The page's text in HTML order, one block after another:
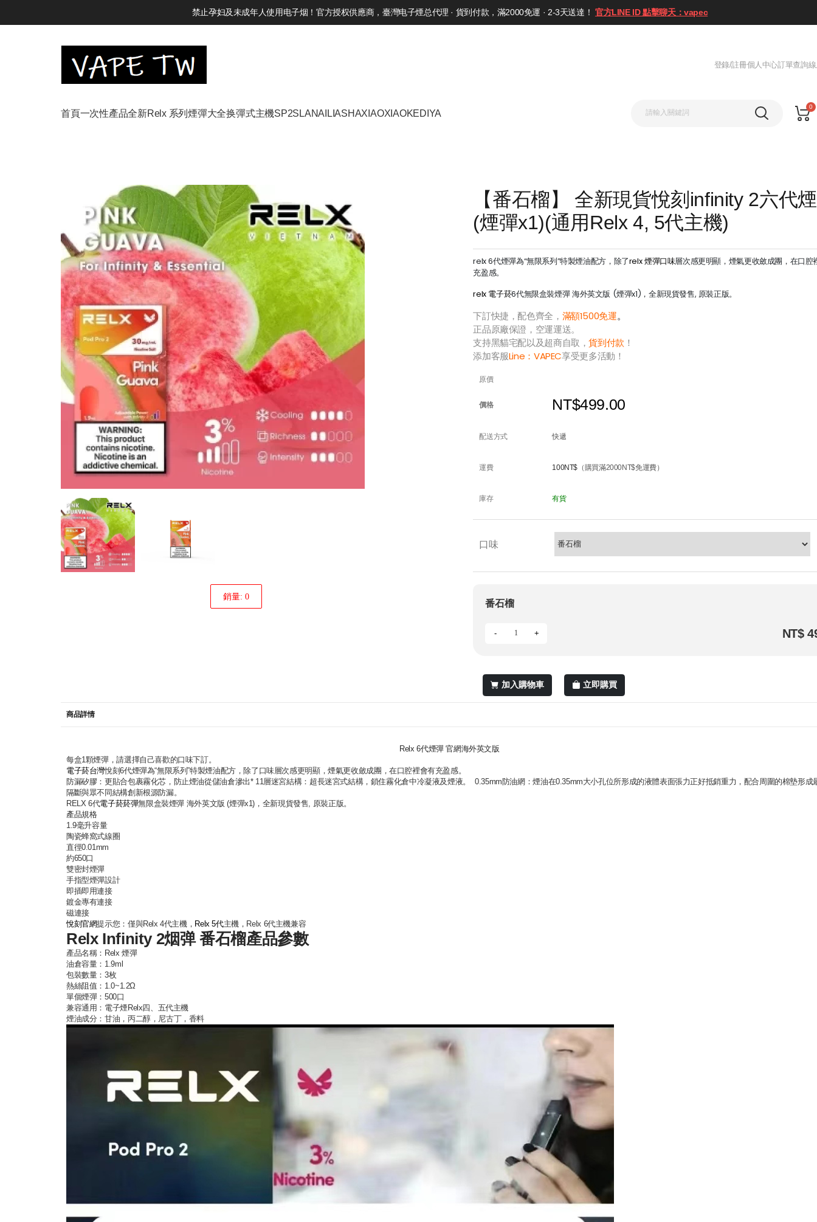
禁止孕妇及未成年人使用电子烟！官方授权供應商，臺灣电子煙总代理 · 貨到付款，滿2000免運 · 2-3天送達！ 官方LINE ID 點擊聊天：vapec
登錄/註冊個人中心訂單查詢
首頁一次性產品全新Relx 系列煙彈大全换彈式主機SP2S LANA ILIASHAXIAOXIAOKEDIYA
0
銷量: 0
【番石榴】 全新現貨悅刻infinity 2六代
(煙彈x1)(通用Relx 4, 5代主機)
relx 6代煙彈為“無限系列”特製煙油配方，除了relx 煙彈口味層次感更明顯，煙氣更收斂成團，在口腔
充盈感。
relx 電子菸6代無限盒裝煙彈 海外英文版 (煙彈x1)，全新現貨發售, 原裝正版。
下訂快捷，配色齊全， 滿額1500免運。
正品原廠保證，空運運送。
支持黑貓宅配以及超商自取，貨到付款 ！
添加客服Line： VAPEC享受更多活動！
原價
價格 NT$499.00
配送方式 快遞
運費 100NT$ （購買滿2000NT$免運費）
庫存 有貨
口味
番石榴
- + NT$
加入購物車 立即購買
商品詳情
Relx 6代煙彈 官網海外英文版
每盒1顆煙彈，請選擇自己喜歡的口味下訂。
電子菸台灣悅刻6代煙彈為“無限系列”特製煙油配方，除了口味層次感更明顯，煙氣更收斂成團，在口腔裡會有充盈感。
防漏矽膠：更貼合包裹霧化芯，防止煙油從儲油倉滲出* 11層迷宮結構：超長迷宮式結構，鎖住霧化倉中冷凝液及煙液。 0.35mm防油網：煙油在0.35mm大小孔位所形成的液體表面張力正好抵銷重力，配合周圍的棉墊形成
隔斷與眾不同結構創新根源防漏。
RELX 6代電子菸菸彈無限盒裝煙彈 海外英文版 (煙彈x1)，全新現貨發售, 原裝正版。
產品規格
1.9毫升容量
陶瓷蜂窩式線圈
直徑0.01mm
約650口
雙密封煙彈
手指型煙彈設計
即插即用連接
鍍金專有連接
磁連接
悅刻官網提示您：僅與Relx 4代主機， Relx 5代主機，Relx 6代主機兼容
Relx Infinity 2烟弹 番石榴產品參數
產品名稱： Relx 煙彈
油倉容量：1.9ml
包裝數量：3枚
熱絲阻值：1.0~1.2Ω
單個煙彈：500口
兼容通用： 電子煙Relx四、五代主機
煙油成分：甘油，丙二醇，尼古丁，香料